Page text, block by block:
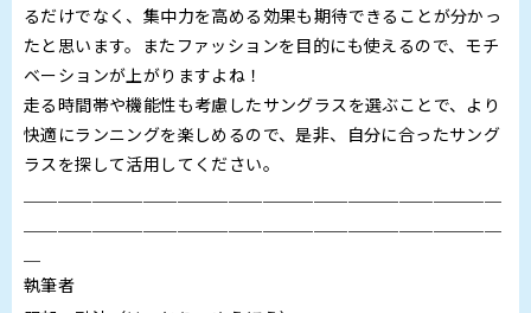
るだけでなく、集中力を高める効果も期待できることが分かっ
たと思います。またファッションを目的にも使えるので、モチ
ベーションが上がりますよね！
走る時間帯や機能性も考慮したサングラスを選ぶことで、より
快適にランニングを楽しめるので、是非、自分に合ったサング
ラスを探して活用してください。
執筆者